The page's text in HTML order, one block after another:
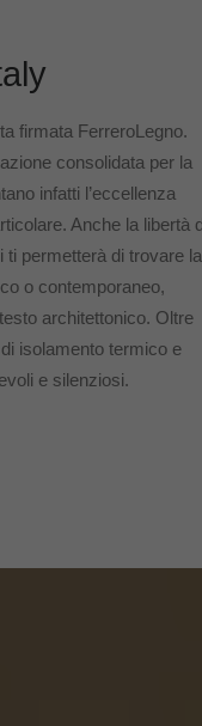
firmata FerreroLegno.
consolidata per la
infatti l’eccellenza
Anche la libertà
ti permetterà di trovare la
o contemporaneo,
architettonico. Oltre
isolamento termico e
e silenziosi.